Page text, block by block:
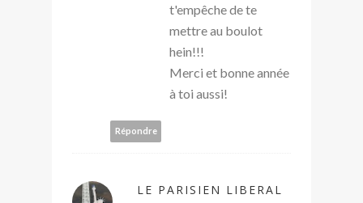
t'empêche de te
mettre au boulot
hein!!!
Merci et bonne année
à toi aussi!
Répondre
LE PARISIEN LIBERAL